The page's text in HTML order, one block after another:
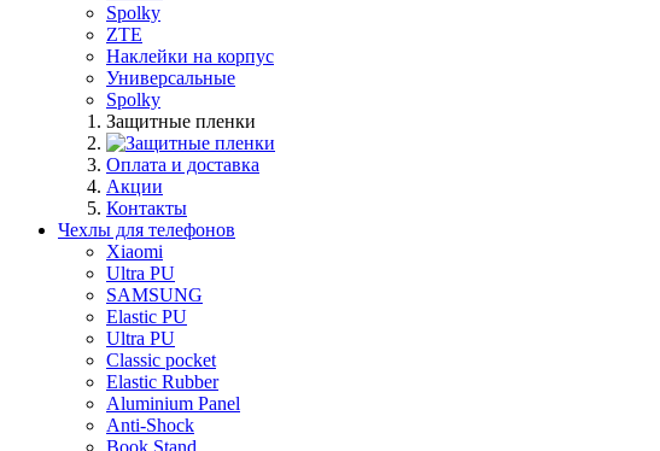
Spolky
ZTE
Наклейки на корпус
Универсальные
Spolky
Защитные пленки
Оплата и доставка
Акции
Контакты
Чехлы для телефонов
Xiaomi
Ultra PU
SAMSUNG
Elastic PU
Ultra PU
Classic pocket
Elastic Rubber
Aluminium Panel
Anti-Shock